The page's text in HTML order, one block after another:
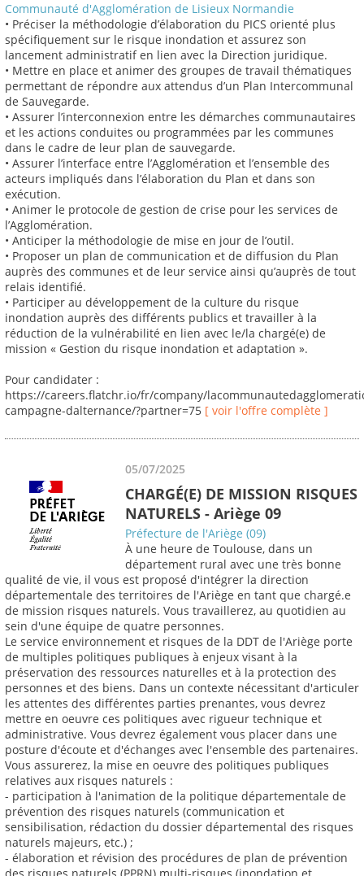
Communauté d'Agglomération de Lisieux Normandie
• Préciser la méthodologie d’élaboration du PICS orienté plus
spécifiquement sur le risque inondation et assurez son
lancement administratif en lien avec la Direction juridique.
• Mettre en place et animer des groupes de travail thématiques
permettant de répondre aux attendus d’un Plan Intercommunal
de Sauvegarde.
• Assurer l’interconnexion entre les démarches communautaires
et les actions conduites ou programmées par les communes
dans le cadre de leur plan de sauvegarde.
• Assurer l’interface entre l’Agglomération et l’ensemble des
acteurs impliqués dans l’élaboration du Plan et dans son
exécution.
• Animer le protocole de gestion de crise pour les services de
l’Agglomération.
• Anticiper la méthodologie de mise en jour de l’outil.
• Proposer un plan de communication et de diffusion du Plan
auprès des communes et de leur service ainsi qu’auprès de tout
relais identifié.
• Participer au développement de la culture du risque
inondation auprès des différents publics et travailler à la
réduction de la vulnérabilité en lien avec le/la chargé(e) de
mission « Gestion du risque inondation et adaptation ».
Pour candidater :
https://careers.flatchr.io/fr/company/
campagne-dalternance/?partner=75 [ voir l'offre complète ]
05/07/2025
CHARGÉ(E) DE MISSION RISQUES
NATURELS - Ariège 09
Préfecture de l'Ariège (09)
À une heure de Toulouse, dans un
département rural avec une très bonne
qualité de vie, il vous est proposé d'intégrer la direction
départementale des territoires de l'Ariège en tant que chargé.e
de mission risques naturels. Vous travaillerez, au quotidien au
sein d'une équipe de quatre personnes.
Le service environnement et risques de la DDT de l'Ariège porte
de multiples politiques publiques à enjeux visant à la
préservation des ressources naturelles et à la protection des
personnes et des biens. Dans un contexte nécessitant d'articuler
les attentes des différentes parties prenantes, vous devrez
mettre en oeuvre ces politiques avec rigueur technique et
administrative. Vous devrez également vous placer dans une
posture d'écoute et d'échanges avec l'ensemble des partenaires.
Vous assurerez, la mise en oeuvre des politiques publiques
relatives aux risques naturels :
- participation à l'animation de la politique départementale de
prévention des risques naturels (communication et
sensibilisation, rédaction du dossier départemental des risques
naturels majeurs, etc.) ;
- élaboration et révision des procédures de plan de prévention